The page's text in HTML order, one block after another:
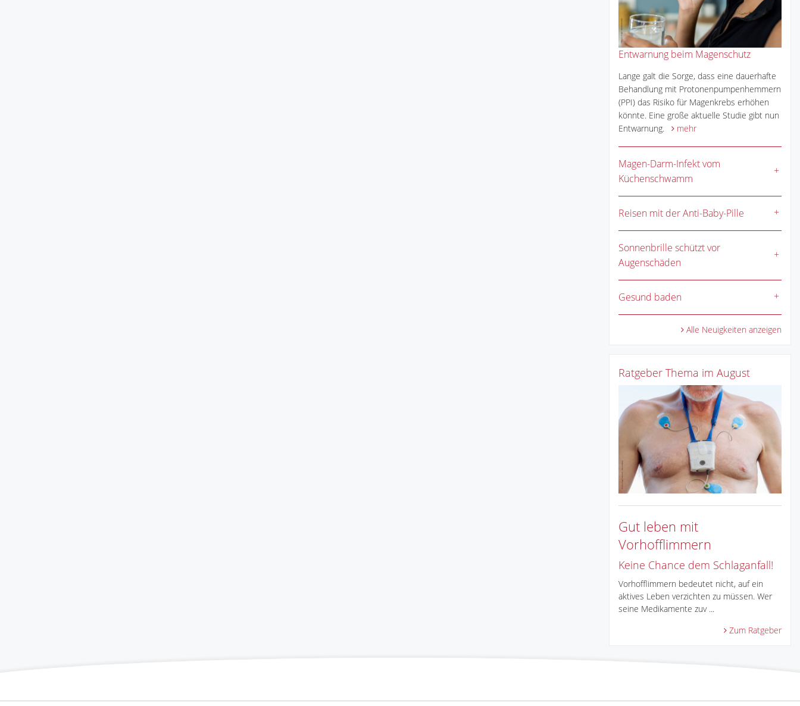
Entwarnung beim Magenschutz
Lange galt die Sorge, dass eine dauerhafte
Behandlung mit Protonenpumpenhemmern
(PPI) das Risiko für Magenkrebs erhöhen
könnte. Eine große aktuelle Studie gibt nun
Entwarnung.
mehr
Magen-Darm-Infekt vom
Küchenschwamm
Reisen mit der Anti-Baby-Pille
Sonnenbrille schützt vor
Augenschäden
Gesund baden
Alle Neuigkeiten anzeigen
Ratgeber Thema im August
Gut leben mit
Vorhofflimmern
Keine Chance dem Schlaganfall!
Vorhofflimmern bedeutet nicht, auf ein
aktives Leben verzichten zu müssen. Wer
seine Medikamente zuv ...
Zum Ratgeber